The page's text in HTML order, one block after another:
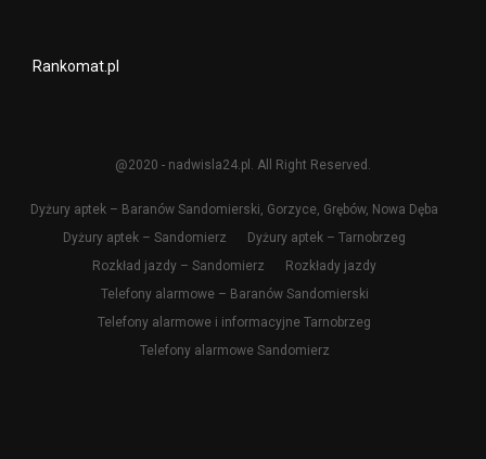
Rankomat.pl
@2020 - nadwisla24.pl. All Right Reserved.
Dyżury aptek – Baranów Sandomierski, Gorzyce, Grębów, Nowa Dęba
Dyżury aptek – Sandomierz
Dyżury aptek – Tarnobrzeg
Rozkład jazdy – Sandomierz
Rozkłady jazdy
Telefony alarmowe – Baranów Sandomierski
Telefony alarmowe i informacyjne Tarnobrzeg
Telefony alarmowe Sandomierz